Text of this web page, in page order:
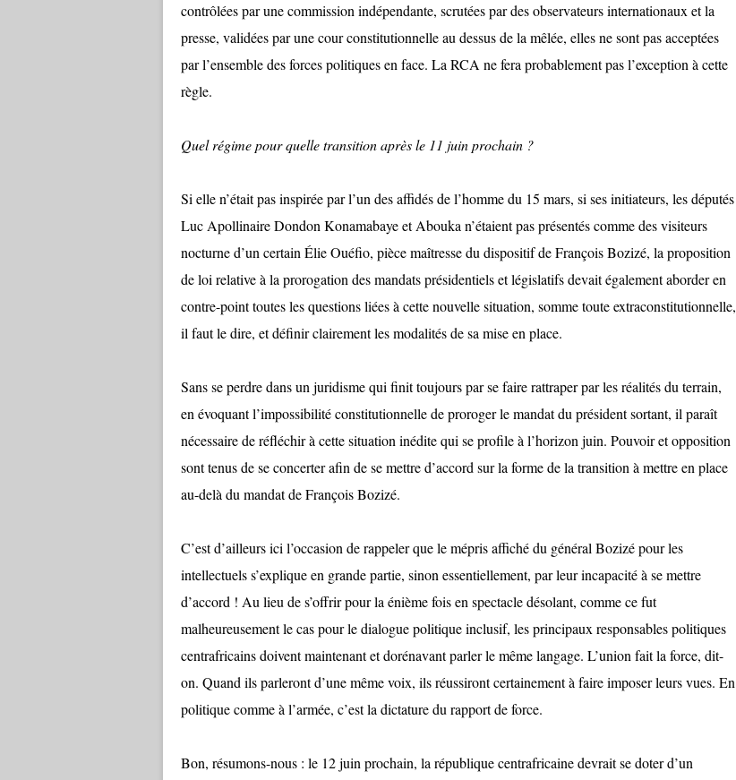
contrôlées par une commission indépendante, scrutées par des observateurs internationaux et la
presse, validées par une cour constitutionnelle au dessus de la mêlée, elles ne sont pas acceptées
par l’ensemble des forces politiques en face. La RCA ne fera probablement pas l’exception à cette
règle.
Quel régime pour quelle transition après le 11 juin prochain ?
Si elle n’était pas inspirée par l’un des affidés de l’homme du 15 mars, si ses initiateurs, les députés
Luc Apollinaire Dondon Konamabaye et Abouka n’étaient pas présentés comme des visiteurs
nocturne d’un certain Élie Ouéfio, pièce maîtresse du dispositif de François Bozizé, la proposition
de loi relative à la prorogation des mandats présidentiels et législatifs devait également aborder en
contre-point toutes les questions liées à cette nouvelle situation, somme toute extraconstitutionnelle,
il faut le dire, et définir clairement les modalités de sa mise en place.
Sans se perdre dans un juridisme qui finit toujours par se faire rattraper par les réalités du terrain,
en évoquant l’impossibilité constitutionnelle de proroger le mandat du président sortant, il paraît
nécessaire de réfléchir à cette situation inédite qui se profile à l’horizon juin. Pouvoir et opposition
sont tenus de se concerter afin de se mettre d’accord sur la forme de la transition à mettre en place
au-delà du mandat de François Bozizé.
C’est d’ailleurs ici l’occasion de rappeler que le mépris affiché du général Bozizé pour les
intellectuels s’explique en grande partie, sinon essentiellement, par leur incapacité à se mettre
d’accord ! Au lieu de s’offrir pour la énième fois en spectacle désolant, comme ce fut
malheureusement le cas pour le dialogue politique inclusif, les principaux responsables politiques
centrafricains doivent maintenant et dorénavant parler le même langage. L’union fait la force, dit-
on. Quand ils parleront d’une même voix, ils réussiront certainement à faire imposer leurs vues. En
politique comme à l’armée, c’est la dictature du rapport de force.
Bon, résumons-nous : le 12 juin prochain, la république centrafricaine devrait se doter d’un